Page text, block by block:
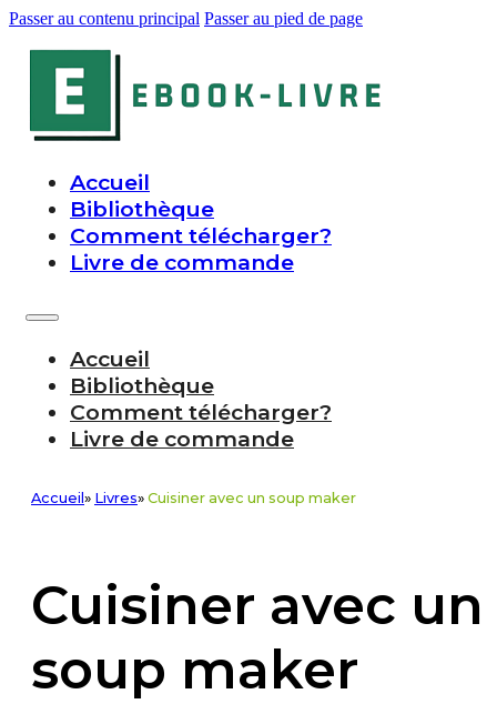
Passer au contenu principal Passer au pied de page
Accueil
Bibliothèque
Comment télécharger?
Livre de commande
Accueil
Bibliothèque
Comment télécharger?
Livre de commande
Accueil » Livres» Cuisiner avec un soup maker
Cuisiner avec un
soup maker